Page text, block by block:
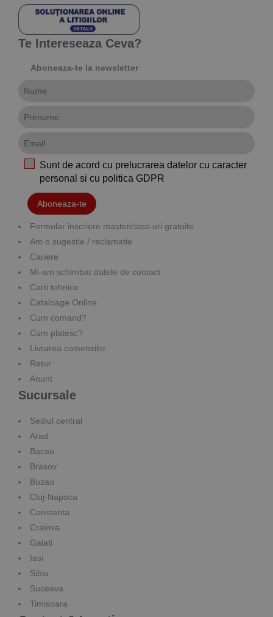
Te Intereseaza Ceva?
Aboneaza-te la newsletter
Sunt de acord cu prelucrarea datelor cu caracter
personal si cu politica GDPR
Aboneaza-te
Formular inscriere masterclass-uri gratuite
Am o sugestie / reclamatie
Cariere
Mi-am schimbat datele de contact
Carti tehnice
Cataloage Online
Cum comand?
Cum platesc?
Livrarea comenzilor
Retur
Anunt
Sucursale
Sediul central
Arad
Bacau
Brasov
Buzau
Cluj-Napoca
Constanta
Craiova
Galati
Iasi
Sibiu
Suceava
Timisoara